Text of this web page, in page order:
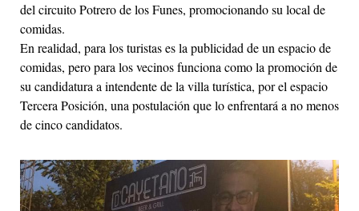
del circuito Potrero de los Funes, promocionando su local de
comidas.
En realidad, para los turistas es la publicidad de un espacio de
comidas, pero para los vecinos funciona como la promoción de
su candidatura a intendente de la villa turística, por el espacio
Tercera Posición, una postulación que lo enfrentará a no menos
de cinco candidatos.